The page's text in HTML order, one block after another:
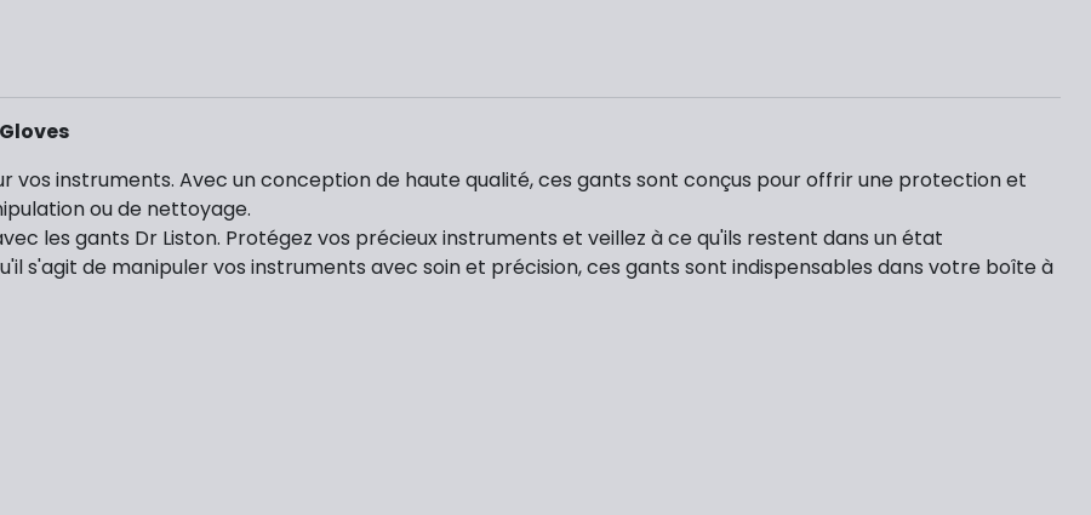
vos instruments. Avec un conception de haute qualité, ces gants sont conçus pour offrir une protection et
ou de nettoyage.
les gants Dr Liston. Protégez vos précieux instruments et veillez à ce qu'ils restent dans un état
s'agit de manipuler vos instruments avec soin et précision, ces gants sont indispensables dans votre boîte à